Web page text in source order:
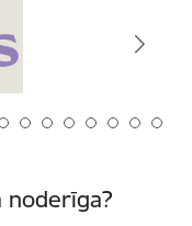
noderīga?